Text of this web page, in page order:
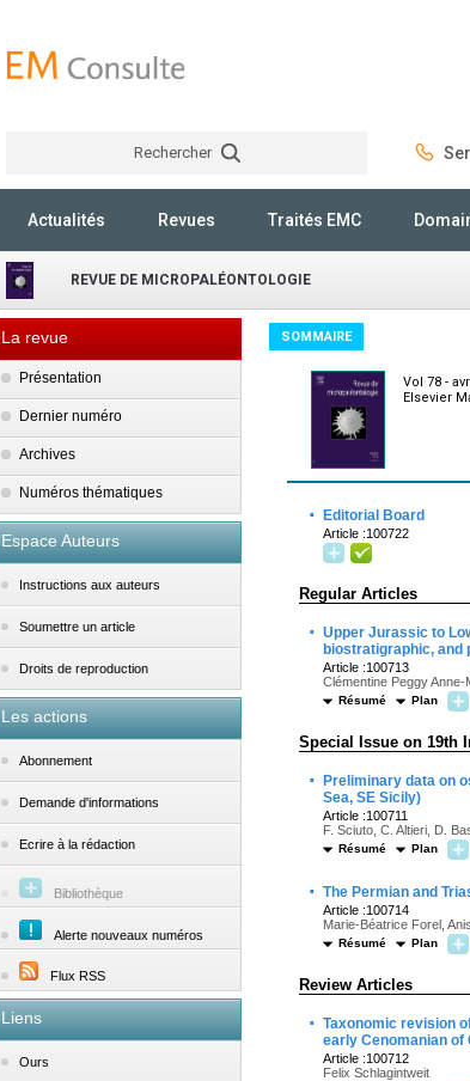
Rechercher
Actualités Revues Traités EMC
REVUE DE MICROPALÉONTOLOGIE
La revue
Présentation
Dernier numéro
Archives
Numéros thématiques
Espace Auteurs
Instructions aux auteurs
Soumettre un article
Droits de reproduction
Les actions
Abonnement
Demande d'informations
Ecrire à la rédaction
Bibliothèque
Alerte nouveaux numéros
Flux RSS
Liens
Ours
SOMMAIRE
Vol 78 -
Elsevier
· Editorial Board
Article :100722
Regular Articles
· Upper Jurassic to
biostratigraphic, and
Article :100713
Clémentine Peggy
Résumé Plan
Special Issue on 19th
·
Preliminary data on
Sea, SE Sicily)
Article :100711
F. Sciuto, C. Altieri, D.
Résumé Plan
· The Permian and
Article :100714
Marie-Béatrice Forel,
Résumé Plan
Review Articles
· Taxonomic revision
early Cenomanian
Article :100712
Felix Schlagintweit